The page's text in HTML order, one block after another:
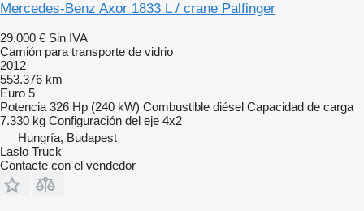
Mercedes-Benz Axor 1833 L / crane Palfinger
29.000 € Sin IVA
Camión para transporte de vidrio
2012
553.376 km
Euro 5
Potencia 326 Hp (240 kW) Combustible diésel Capacidad de carga
7.330 kg Configuración del eje 4x2
Hungría, Budapest
Laslo Truck
Contacte con el vendedor